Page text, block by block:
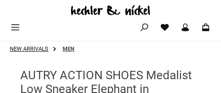
Zum Hauptinhalt springen
NEW ARRIVALS MEN
AUTRY ACTION SHOES Medalist
Low Sneaker Elephant in